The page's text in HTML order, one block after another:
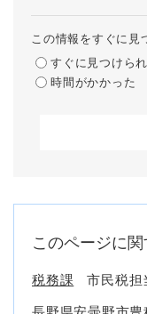
この情報をすぐに見
すぐに見つけら
時間がかかった
このページに
税務課 市民税担